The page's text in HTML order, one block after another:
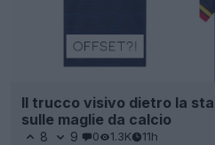
Il trucco visivo dietro la
sulle maglie da calcio
8 9 0 1.3K 11h